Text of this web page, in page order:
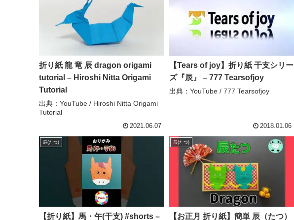
折り紙 龍 竜 辰 dragon origami
tutorial – Hiroshi Nitta Origami
Tutorial
出典：YouTube / Hiroshi Nitta Origami
Tutorial
2021.06.07
【Tears of joy】折り紙 干支シリー
ズ『辰』 – 777 Tearsofjoy
出典：YouTube / 777 Tearsofjoy
2018.01.06
辰(たつ)
【折り紙】馬・午(干支) #shorts –
辰(たつ)
【お正月 折り紙】簡単 辰（たつ）